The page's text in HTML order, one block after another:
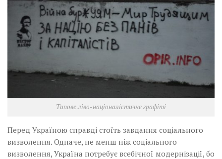
Типове ліво-націоналістичне графіті
Перед Україною справді стоїть завдання соціального
визволення. Одначе, не менш ніж соціального
визволення, Україна потребує всебічної модернізації, бо